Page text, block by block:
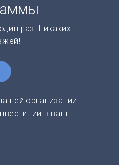
раз. Никаких
организации –
в ваш